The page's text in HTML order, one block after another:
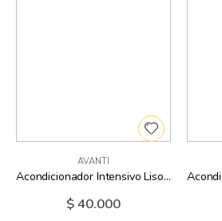
AVANTI
Acondicionador Intensivo Liso Sedoso Silicon Mix - 4 Oz
$ 40.000